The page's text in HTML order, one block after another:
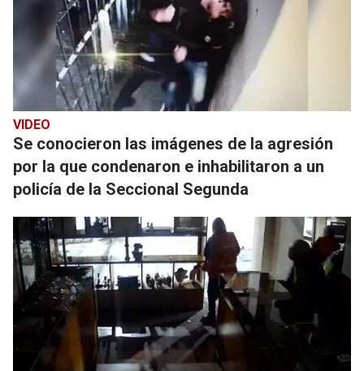
VIDEO
Se conocieron las imágenes de la agresión
por la que condenaron e inhabilitaron a un
policía de la Seccional Segunda